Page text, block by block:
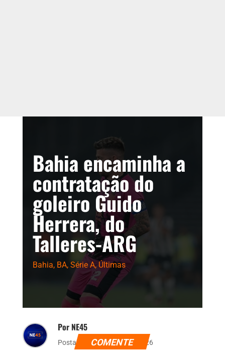
Bahia encaminha a
contratação do
goleiro Guido
Herrera, do
Talleres-ARG
Bahia, BA, Série A, Últimas
Por NE45
Postado dia 5 de julho de 2026
COMENTE